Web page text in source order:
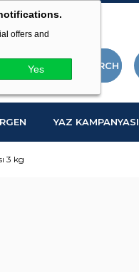
offers and
Yes
YAZ KAMPANYASI
3 kg